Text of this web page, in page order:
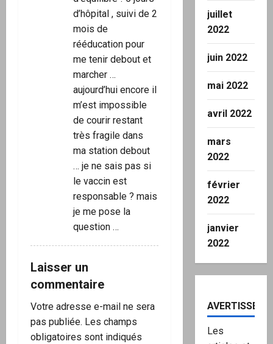
d’hôpital , suivi de 2
mois de
rééducation pour
me tenir debout et
marcher …
aujourd’hui encore il
m’est impossible
de courir restant
très fragile dans
ma station debout
… je ne sais pas si
le vaccin est
responsable ? mais
je me pose la
question …
Laisser un
commentaire
Votre adresse e-mail ne sera
pas publiée. Les champs
obligatoires sont indiqués
juillet
2022
juin 2022
mai 2022
avril 2022
mars
2022
février
2022
janvier
2022
Les